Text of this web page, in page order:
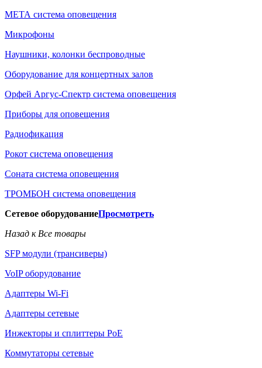
МЕТА система оповещения
Микрофоны
Наушники, колонки беспроводные
Оборудование для концертных залов
Орфей Аргус-Спектр система оповещения
Приборы для оповещения
Радиофикация
Рокот система оповещения
Соната система оповещения
ТРОМБОН система оповещения
Сетевое оборудованиеПросмотреть
Назад к Все товары
SFP модули (трансиверы)
VoIP оборудование
Адаптеры Wi-Fi
Адаптеры сетевые
Инжекторы и сплиттеры РоЕ
Коммутаторы сетевые